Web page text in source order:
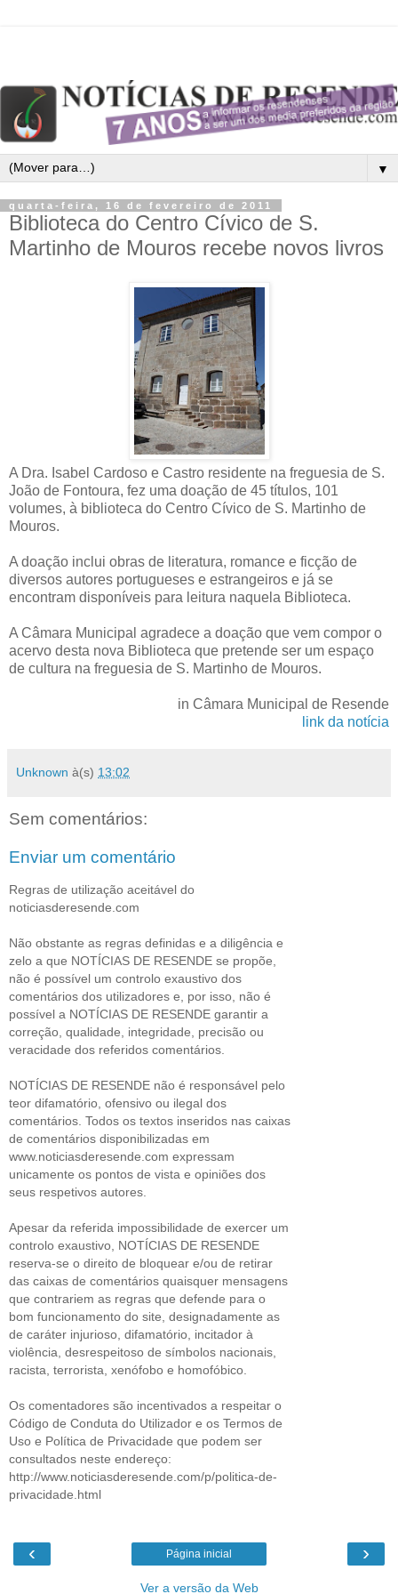
▼
quarta-feira, 16 de fevereiro de 2011
Biblioteca do Centro Cívico de S.
Martinho de Mouros recebe novos livros
A Dra. Isabel Cardoso e Castro residente na freguesia de S.
João de Fontoura, fez uma doação de 45 títulos, 101
volumes, à biblioteca do Centro Cívico de S. Martinho de
Mouros.
A doação inclui obras de literatura, romance e ficção de
diversos autores portugueses e estrangeiros e já se
encontram disponíveis para leitura naquela Biblioteca.
A Câmara Municipal agradece a doação que vem compor o
acervo desta nova Biblioteca que pretende ser um espaço
de cultura na freguesia de S. Martinho de Mouros.
in Câmara Municipal de Resende
link da notícia
Unknown à(s) 13:02
Sem comentários:
Enviar um comentário
Regras de utilização aceitável do
noticiasderesende.com
Não obstante as regras definidas e a diligência e
zelo a que NOTÍCIAS DE RESENDE se propõe,
não é possível um controlo exaustivo dos
comentários dos utilizadores e, por isso, não é
possível a NOTÍCIAS DE RESENDE garantir a
correção, qualidade, integridade, precisão ou
veracidade dos referidos comentários.
NOTÍCIAS DE RESENDE não é responsável pelo
teor difamatório, ofensivo ou ilegal dos
comentários. Todos os textos inseridos nas caixas
de comentários disponibilizadas em
www.noticiasderesende.com expressam
unicamente os pontos de vista e opiniões dos
seus respetivos autores.
Apesar da referida impossibilidade de exercer um
controlo exaustivo, NOTÍCIAS DE RESENDE
reserva-se o direito de bloquear e/ou de retirar
das caixas de comentários quaisquer mensagens
que contrariem as regras que defende para o
bom funcionamento do site, designadamente as
de caráter injurioso, difamatório, incitador à
violência, desrespeitoso de símbolos nacionais,
racista, terrorista, xenófobo e homofóbico.
Os comentadores são incentivados a respeitar o
Código de Conduta do Utilizador e os Termos de
Uso e Política de Privacidade que podem ser
consultados neste endereço:
http://www.noticiasderesende.com/p/politica-de-
privacidade.html
‹ ›
Página inicial
Ver a versão da Web